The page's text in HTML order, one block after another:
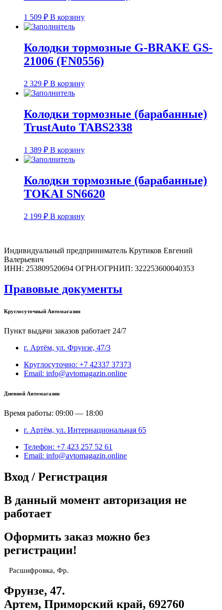
1 509 ₽ В корзину
Колодки тормозные G-BRAKE GS-
21006 (FN0556)
2 329 ₽ В корзину
Колодки тормозные (барабанные)
TrustAuto TABS2338
1 389 ₽ В корзину
Колодки тормозные (барабанные)
TOKAI SN6620
2 199 ₽ В корзину
Индивидуальный предприниматель Крутиков Евгений
Валерьевич
ИНН: 253809520694 ОГРН/ОГРНИП: 322253600040353
Правовые документы
Круглосуточный Автомагазин
Пункт выдачи заказов работает 24/7
г. Артём, ул. Фрунзе, 47/3
Круглосуточно: +7 42337 37373
Email: info@avtomagazin.online
Дневной Автомагазин
Время работы: 09:00 — 18:00
г. Артём, ул. Интернациональная 65
Телефон: +7 423 257 52 61
Email: info@avtomagazin.online
Вход / Регистрация
В данный момент авторизация не
работает
Оформить заказ можно без
регистрации!
Расшифровка, Фр.
Фрунзе, 47.
Артем, Приморский край, 692760